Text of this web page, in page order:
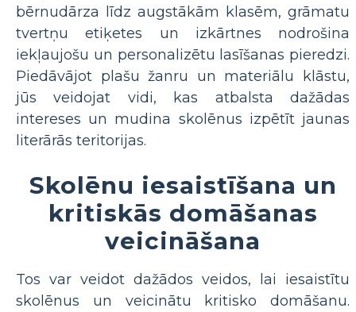
bērnudārza līdz augstākām klasēm, grāmatu
tvertņu etiķetes un izkārtnes nodrošina
iekļaujošu un personalizētu lasīšanas pieredzi.
Piedāvājot plašu žanru un materiālu klāstu,
jūs veidojat vidi, kas atbalsta dažādas
intereses un mudina skolēnus izpētīt jaunas
literārās teritorijas.
Skolēnu iesaistīšana un
kritiskās domāšanas
veicināšana
Tos var veidot dažādos veidos, lai iesaistītu
skolēnus un veicinātu kritisko domāšanu.